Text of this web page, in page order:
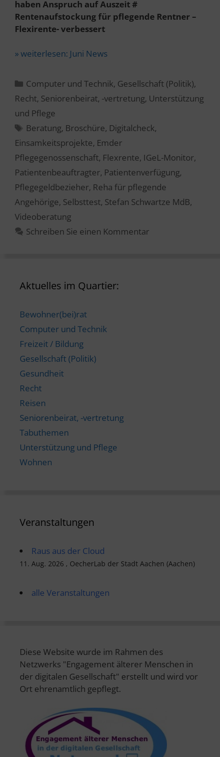
haben Anspruch auf Auszeit #
Rentenaufstockung für pflegende Rentner –
Flexirente- verbessert
» weiterlesen: Juni News
Kategorien
Computer und Technik, Gesellschaft (Politik),
Recht, Seniorenbeirat, -vertretung, Unterstützung
und Pflege
Schlagwörter
Beratung, Broschüre, Digitalcheck,
Einsamkeitsprojekte, Emder
Pflegegenossenschaft, Flexrente, IGeL-Monitor,
Patientenbeauftragter, Patientenverfügung,
Pflegegeldbezieher, Reha für pflegende
Angehörige, Selbsttest, Stefan Schwartze MdB,
Videoberatung
Schreiben Sie einen Kommentar
Aktuelles im Quartier:
Bewohner(bei)rat
Computer und Technik
Freizeit / Bildung
Gesellschaft (Politik)
Gesundheit
Recht
Reisen
Seniorenbeirat, -vertretung
Tabuthemen
Unterstützung und Pflege
Wohnen
Veranstaltungen
Raus aus der Cloud
11. Aug. 2026 , OecherLab der Stadt Aachen (Aachen)
alle Veranstaltungen
Diese Website wurde im Rahmen des
Netzwerks "Engagement älterer Menschen in
der digitalen Gesellschaft" erstellt und wird vor
Ort ehrenamtlich gepflegt.